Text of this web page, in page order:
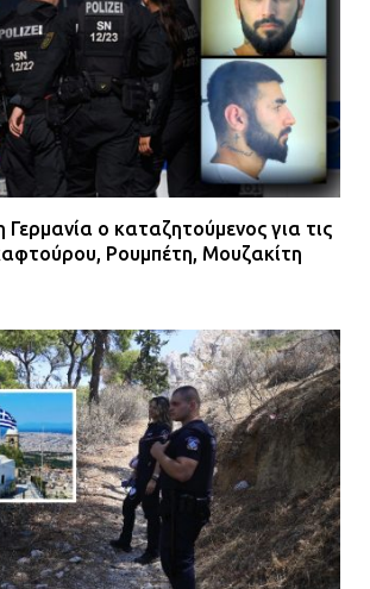
ο καταζητούμενος για τις
Ρουμπέτη, Μουζακίτη